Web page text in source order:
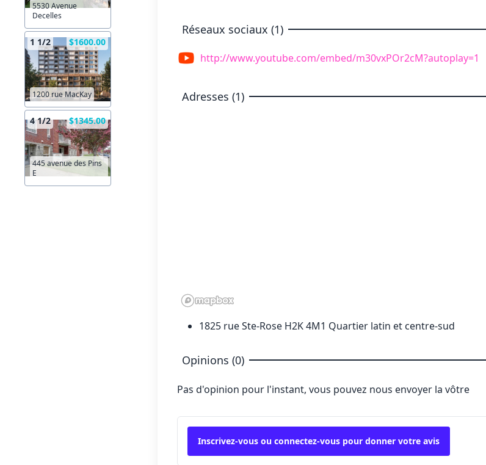
5530 Avenue
Decelles
1 1/2 $1600.00
1200 rue MacKay
4 1/2 $1345.00
445 avenue des Pins
E
Réseaux sociaux (1)
http://www.youtube.com/embed/m30vxPOr2cM?autoplay=1
Adresses (1)
1825 rue Ste-Rose H2K 4M1 Quartier latin et centre-sud
Opinions (0)
Pas d'opinion pour l'instant, vous pouvez nous envoyer la vôtre
Inscrivez-vous ou connectez-vous pour donner votre avis